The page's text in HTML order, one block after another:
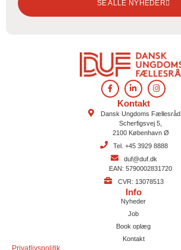
SE ALLE NYHEDER
Kontakt
Dansk Ungdoms Fællesråd
Scherfigsvej 5,
2100 København Ø
Tel. +45 3929 8888
duf@duf.dk
EAN: 5790002831720
CVR: 13078513
Info
Nyheder
Job
Book oplæg
Kontakt
Privatlivspolitik